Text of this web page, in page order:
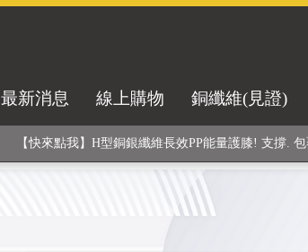
最新消息 線上購物 銅纖維(見證)
銅銀鍺元素融合紗線，長效抗菌除臭! 全程MIT製造
【快來點我】H型銅銀纖維長效PP能量護膝! 支撐.
【快來點我】三金家族- 專利活氧 男女